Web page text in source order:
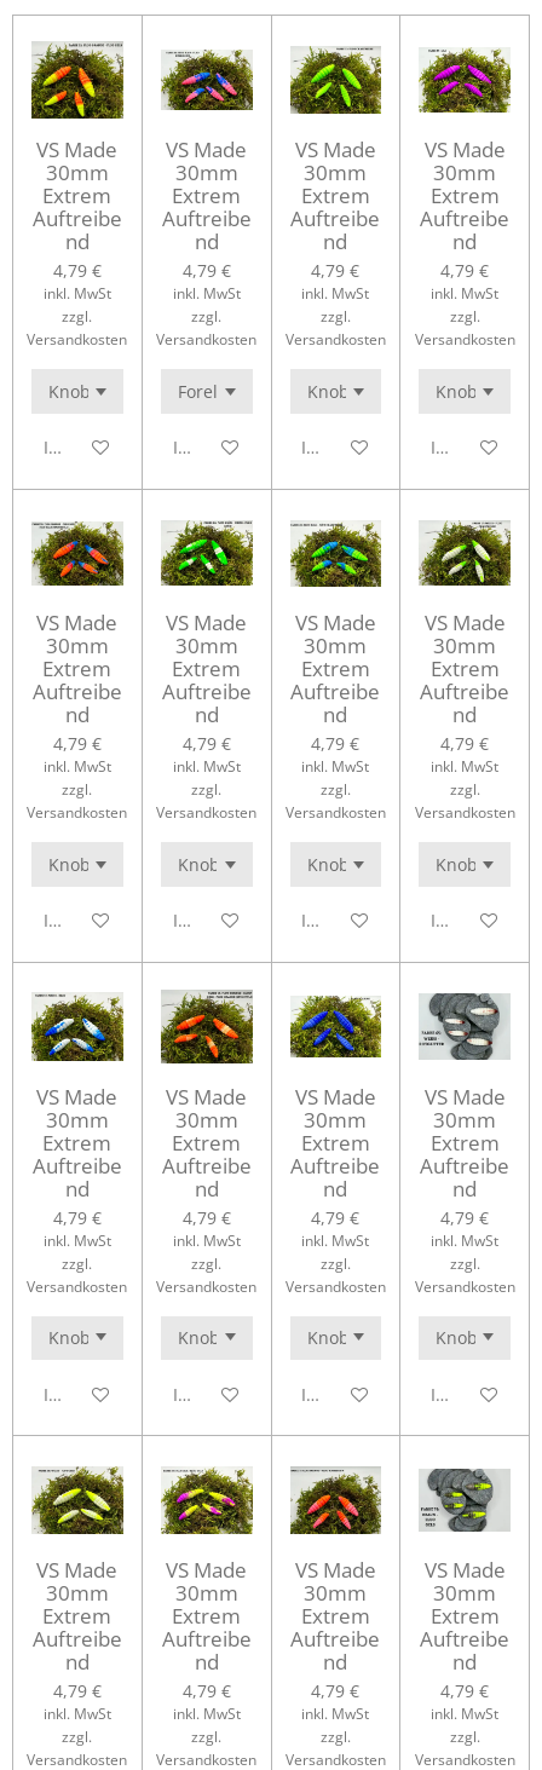
VS Made
30mm
Extrem
Auftreibe
nd
4,79 €
inkl. MwSt
zzgl.
Versandkosten
In den Warenkorb
VS Made
30mm
Extrem
Auftreibe
nd
4,79 €
inkl. MwSt
zzgl.
Versandkosten
In den Warenkorb
VS Made
30mm
Extrem
Auftreibe
nd
4,79 €
inkl. MwSt
zzgl.
Versandkosten
In den Warenkorb
VS Made
30mm
Extrem
Auftreibe
nd
4,79 €
inkl. MwSt
zzgl.
Versandkosten
In den
VS Made
30mm
Extrem
Auftreibe
nd
4,79 €
inkl. MwSt
zzgl.
Versandkosten
In den Warenkorb
VS Made
30mm
Extrem
Auftreibe
nd
4,79 €
inkl. MwSt
zzgl.
Versandkosten
In den Warenkorb
VS Made
30mm
Extrem
Auftreibe
nd
4,79 €
inkl. MwSt
zzgl.
Versandkosten
In den Warenkorb
VS Made
30mm
Extrem
Auftreibe
nd
4,79 €
inkl. MwSt
zzgl.
Versandkosten
In den
VS Made
30mm
Extrem
Auftreibe
nd
4,79 €
inkl. MwSt
zzgl.
Versandkosten
In den Warenkorb
VS Made
30mm
Extrem
Auftreibe
nd
4,79 €
inkl. MwSt
zzgl.
Versandkosten
In den Warenkorb
VS Made
30mm
Extrem
Auftreibe
nd
4,79 €
inkl. MwSt
zzgl.
Versandkosten
In den Warenkorb
VS Made
30mm
Extrem
Auftreibe
nd
4,79 €
inkl. MwSt
zzgl.
Versandkosten
In den
VS Made
30mm
Extrem
Auftreibe
nd
4,79 €
inkl. MwSt
zzgl.
Versandkosten
VS Made
30mm
Extrem
Auftreibe
nd
4,79 €
inkl. MwSt
zzgl.
Versandkosten
VS Made
30mm
Extrem
Auftreibe
nd
4,79 €
inkl. MwSt
zzgl.
Versandkosten
VS Made
30mm
Extrem
Auftreibe
nd
4,79 €
inkl. MwSt
zzgl.
Versandkosten